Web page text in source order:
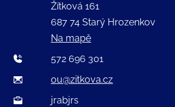
Žítková 161
687 74 Starý Hrozenkov
Na mapě
572 696 301
ou@zitkova.cz
jrabjrs